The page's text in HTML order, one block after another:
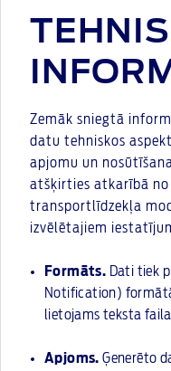
Zemāk sniegtā
datu tehniskos
apjomu un
atšķirties atkarībā
transportlīdzekļa
izvēlētajiem
Formāts. Dati tiek
Notification)
lietojams teksta
Apjoms. Ģenerēto